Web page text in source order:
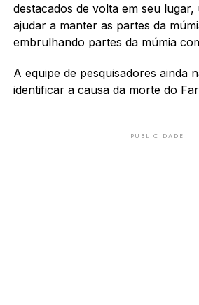
destacados de volta em seu
ajudar a manter as partes da
embrulhando partes da múmia
A equipe de pesquisadores ainda
identificar a causa da morte do
PUBLICIDADE